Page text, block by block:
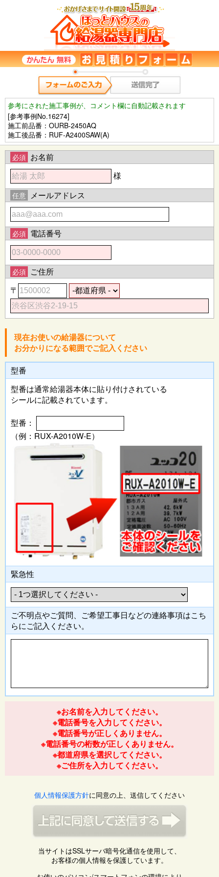
参考にされた施工事例が、コメント欄に自動記載されます
[参考事例No.16274]
施工前品番：OURB-2450AQ
施工後品番：RUF-A2400SAW(A)
必須 お名前
様
任意 メールアドレス
必須 電話番号
必須 ご住所
〒
現在お使いの給湯器について
お分かりになる範囲でご記入ください
型番
型番は通常給湯器本体に貼り付けされている
シールに記載されています。
型番：
（例：RUX-A2010W-E）
緊急性
ご不明点やご質問、ご希望工事日などの連絡事項はこち
らにご記入 ください。
※お名前を入力してください。
※電話番号を入力してください。
※電話番号が正しくありません。
※電話番号の桁数が正しくありません。
※都道府県を選択してください。
※ご住所を入力してください。
個人情報保護方針に同意の上、送信してください
当サイトはSSLサーバ暗号化通信を使用して、
お客様の個人情報を保護しています。